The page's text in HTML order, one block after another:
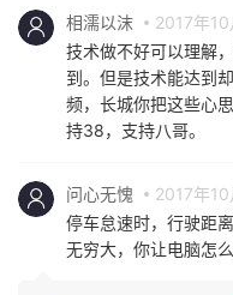
相濡以沫
2017年
技术做不好可以理解
到。但是技术能达到
频，长城你把这些心
持38，支持八哥。
问心无愧
2017年
停车怠速时，行驶距
无穷大，你让电脑怎么